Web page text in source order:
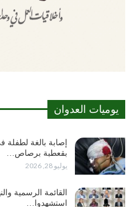
يوميات العدوان
إصابة بالغة
بقعطبة برصاص…
يوليو 28, 2026
القائمة الرسمية
استشهدوا…